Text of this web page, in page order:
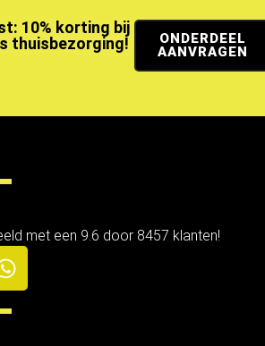
10% korting bij
thuisbezorging!
ONDERDEEL
AANVRAGEN
met een 9.6 door 8457 klanten!